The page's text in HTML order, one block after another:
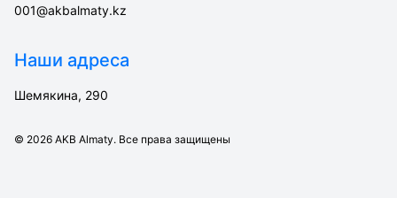
001@akbalmaty.kz
Наши адреса
Шемякина, 290
© 2026 AKB Almaty. Все права защищены